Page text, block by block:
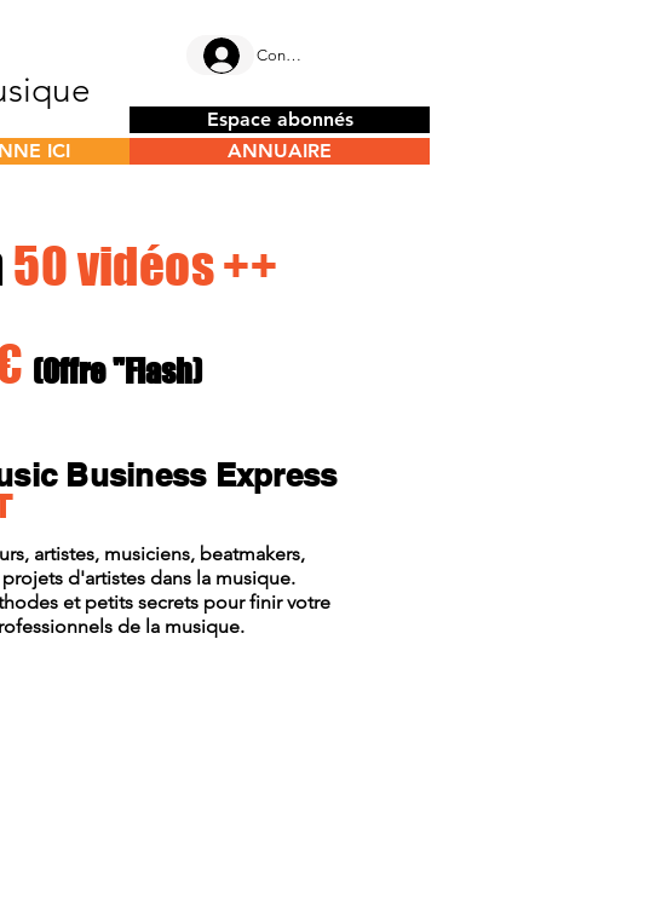
Connectez-vous
Espace abonnés
ICI ANNUAIRE
Business Express
artistes, musiciens, beatmakers,
d'artistes dans la musique.
et petits secrets pour finir votre
de la musique.
(Offre "Flash)
50 vidéos ++